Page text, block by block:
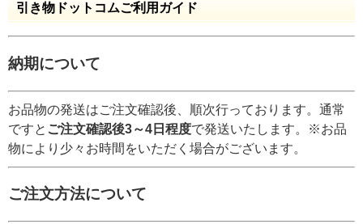
引き物ドットコムご利用ガイド
納期について
お品物の発送はご注文確認後、順次行っております。通常
ですと ご注文確認後3～4日程度で発送いたします。※お品
物により少々お時間をいただく場合がございます。
ご注文方法について